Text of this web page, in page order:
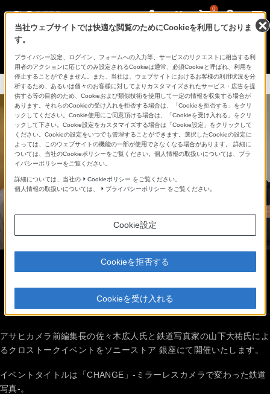
0
あ、
見
た
こ
と
の
な
い
世
界
へ。
α
Universe
スペシャルトーク
イベントを開催
アサヒカメラ前編集長の佐々木広人氏と鉄道写真家の山下大祐氏によ
るクロストークイベントをソニーストア 銀座にて開催いたします。
イベントタイトルは「CHANGE」-ミラーレスカメラで変わった鉄道
写真-。
当社ウェブサイトでは快適な閲覧のためにCookieを利用しておりま
す。
プライバシー設定、ログイン、フォームへの入力等、サービスのリクエストに相当する利
用者のアクションに応じてのみ設定されるCookieは通常、必須Cookieと呼ばれ、利用を
停止することができません。また、当社は、ウェブサイトにおけるお客様の利用状況を分
析するため、あるいは個々のお客様に対してよりカスタマイズされたサービス・広告を提
供する等の目的のため、Cookieおよび類似技術を使用して一定の情報を収集する場合が
あります。それらのCookieの受け入れを拒否する場合は、「Cookieを拒否する」をクリ
ックしてください。Cookie使用にご同意頂ける場合は、「Cookieを受け入れる」をクリ
ックして下さい。Cookie設定をカスタマイズする場合は「Cookie設定」をクリックして
ください。Cookieの設定をいつでも管理することができます。選択したCookieの設定に
よっては、このウェブサイトの機能の一部が使用できなくなる場合があります。 詳細に
ついては、当社のCookieポリシーをご覧ください。個人情報の取扱いについては、プラ
イバシーポリシーをご覧ください。
詳細については、当社の Cookieポリシー をご覧ください。
個人情報の取扱いについては、
プライバシーポリシー をご覧ください。
Cookie設定
Cookieを拒否する
Cookieを受け入れる